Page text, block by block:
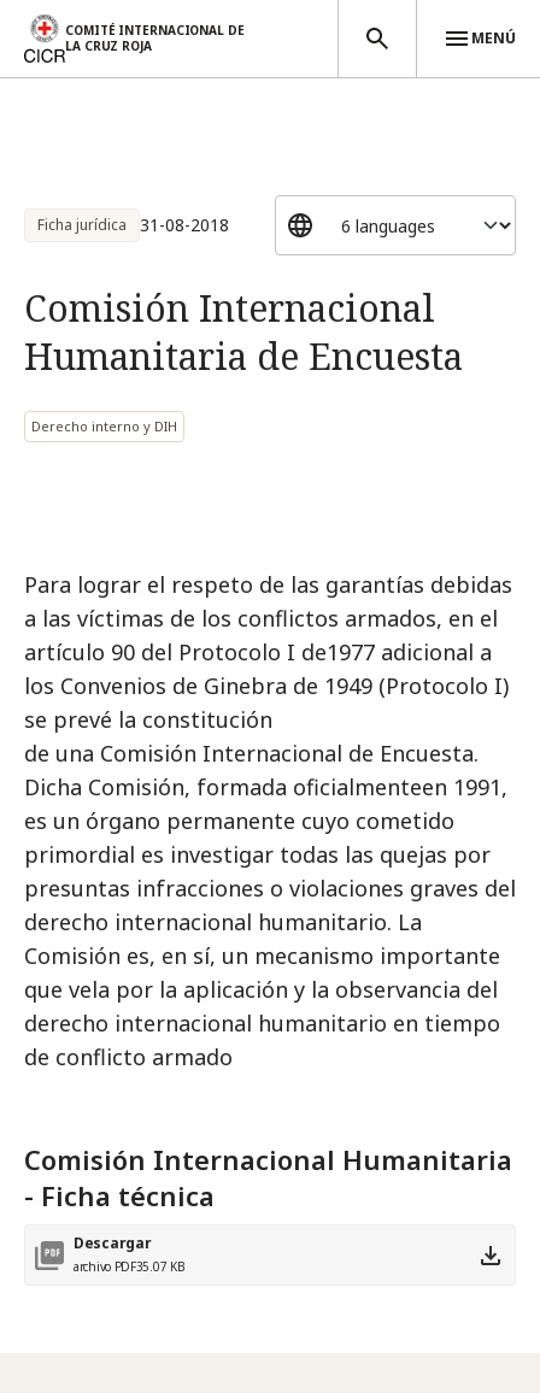
COMITÉ INTERNACIONAL DE
LA CRUZ ROJA
MENÚ
Ficha jurídica 31-08-2018
Comisión Internacional
Humanitaria de Encuesta
Derecho interno y DIH
Para lograr el respeto de las garantías debidas
a las víctimas de los conflictos armados, en el
artículo 90 del Protocolo I de1977 adicional a
los Convenios de Ginebra de 1949 (Protocolo I)
se prevé la constitución
de una Comisión Internacional de Encuesta.
Dicha Comisión, formada oficialmenteen 1991,
es un órgano permanente cuyo cometido
primordial es investigar todas las quejas por
presuntas infracciones o violaciones graves del
derecho internacional humanitario. La
Comisión es, en sí, un mecanismo importante
que vela por la aplicación y la observancia del
derecho internacional humanitario en tiempo
de conflicto armado
Comisión Internacional Humanitaria
- Ficha técnica
Descargar
archivo PDF35.07 KB